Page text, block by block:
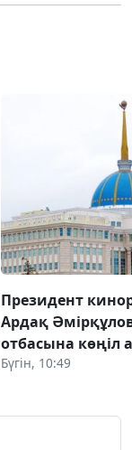
Президент
Ардақ
отбасына көңіл
Бүгін, 10:49